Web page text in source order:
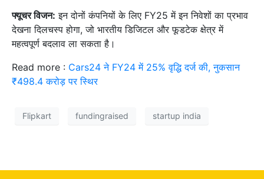
फ्यूचर विजन: इन दोनों कंपनियों के लिए FY25 में इन निवेशों का प्रभाव
देखना दिलचस्प होगा, जो भारतीय डिजिटल और फूडटेक क्षेत्र में
महत्वपूर्ण बदलाव ला सकता है।
Read more : Cars24 ने FY24 में 25% वृद्धि दर्ज की, नुकसान
₹498.4 करोड़ पर स्थिर
Flipkart fundingraised startup india